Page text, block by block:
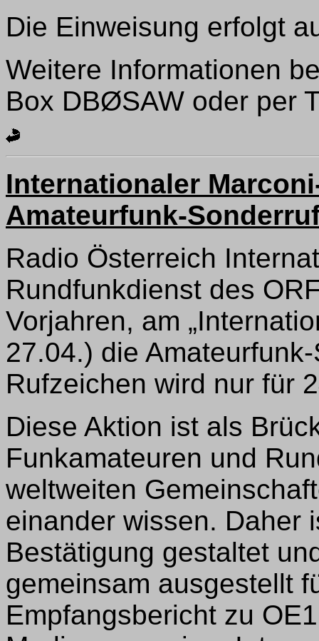
Die Einweisung erfolgt
Weitere Informationen
Box DBØSAW oder per
Internationaler
Amateurfunk-
Radio Österreich
Rundfunkdienst des
Vorjahren, am
27.04.) die
Rufzeichen wird nur für
Diese Aktion ist als
Funkamateuren und
weltweiten
einander wissen. Daher
Bestätigung gestaltet
gemeinsam ausgestellt
Empfangsbericht zu